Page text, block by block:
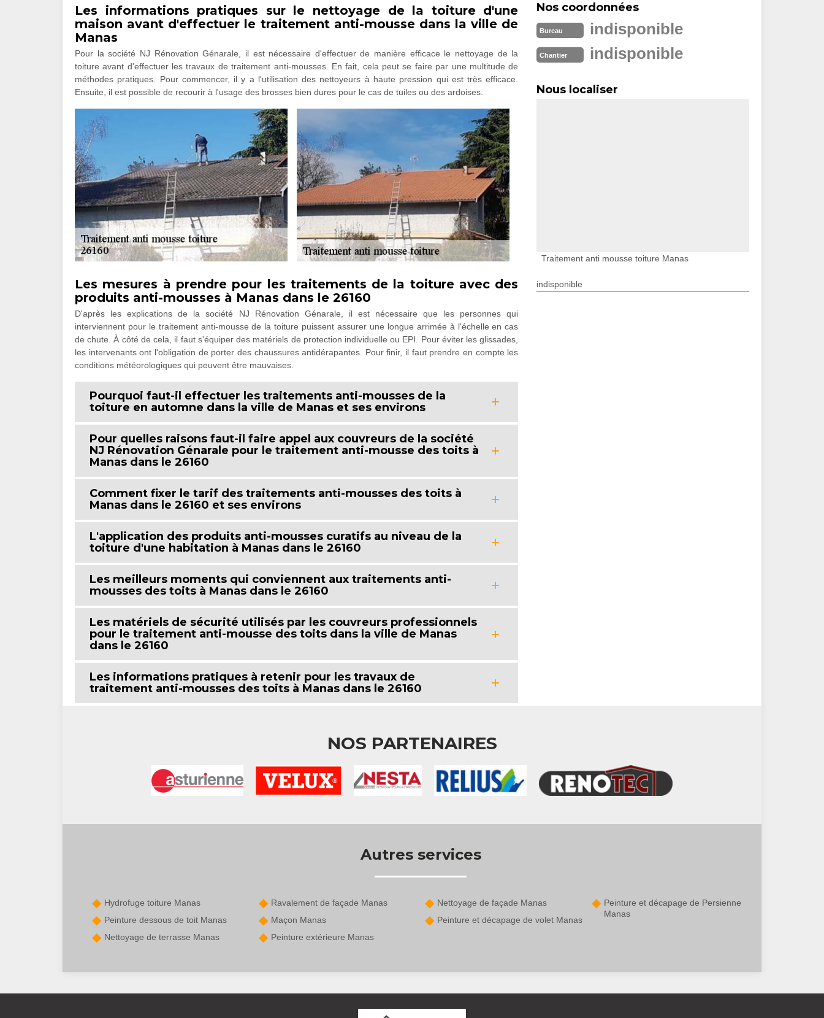
Les informations pratiques sur le nettoyage de la toiture d'une
maison avant d'effectuer le traitement anti-mousse dans la ville de
Manas
Pour la société NJ Rénovation Génarale, il est nécessaire d'effectuer de manière efficace le nettoyage de la
toiture avant d'effectuer les travaux de traitement anti-mousses. En fait, cela peut se faire par une multitude de
méthodes pratiques. Pour commencer, il y a l'utilisation des nettoyeurs à haute pression qui est très efficace.
Ensuite, il est possible de recourir à l'usage des brosses bien dures pour le cas de tuiles ou des ardoises.
Les mesures à prendre pour les traitements de la toiture avec des
produits anti-mousses à Manas dans le 26160
D'après les explications de la société NJ Rénovation Génarale, il est nécessaire que les personnes qui
interviennent pour le traitement anti-mousse de la toiture puissent assurer une longue arrimée à l'échelle en cas
de chute. À côté de cela, il faut s'équiper des matériels de protection individuelle ou EPI. Pour éviter les glissades,
les intervenants ont l'obligation de porter des chaussures antidérapantes. Pour finir, il faut prendre en compte les
conditions météorologiques qui peuvent être mauvaises.
Pourquoi faut-il effectuer les traitements anti-mousses de la
toiture en automne dans la ville de Manas et ses environs
Pour quelles raisons faut-il faire appel aux couvreurs de la société
NJ Rénovation Génarale pour le traitement anti-mousse des toits à
Manas dans le 26160
Comment fixer le tarif des traitements anti-mousses des toits à
Manas dans le 26160 et ses environs
L'application des produits anti-mousses curatifs au niveau de la
toiture d'une habitation à Manas dans le 26160
Les meilleurs moments qui conviennent aux traitements anti-
mousses des toits à Manas dans le 26160
Les matériels de sécurité utilisés par les couvreurs professionnels
pour le traitement anti-mousse des toits dans la ville de Manas
dans le 26160
Les informations pratiques à retenir pour les travaux de
traitement anti-mousses des toits à Manas dans le 26160
Nos coordonnées
Bureau indisponible
Chantier indisponible
Nous localiser
Traitement anti mousse toiture Manas
indisponible
NOS PARTENAIRES
Autres services
Hydrofuge toiture Manas
Peinture dessous de toit Manas
Nettoyage de terrasse Manas
Ravalement de façade Manas
Maçon Manas
Peinture extérieure Manas
Nettoyage de façade Manas
Peinture et décapage de volet Manas
Peinture et décapage de Persienne
Manas